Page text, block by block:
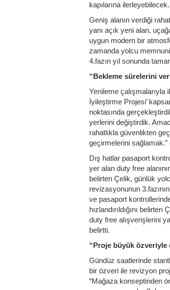
kapılarına ilerleyebilecek.
Geniş alanın verdiği
yanı açık yeni alan,
uygun modern bir
zamanda yolcu
4.fazın yıl sonunda
“Bekleme sürelerini
Yenileme çalışmalarıyla
İyileştirme Projesi’
noktasında
yerlerini değiştirdik.
rahatlıkla güvenlikten
geçirmelerini sağlamak.”
Dış hatlar pasaport
yer alan duty free
belirten Çelik, günlük
revizasyonunun
ve pasaport
hızlandırıldığını
duty free alışverişlerini
belirtti.
“Proje büyük özveriyle
Gündüz saatlerinde
bir özveri ile revizyon
“Mağaza konseptinden